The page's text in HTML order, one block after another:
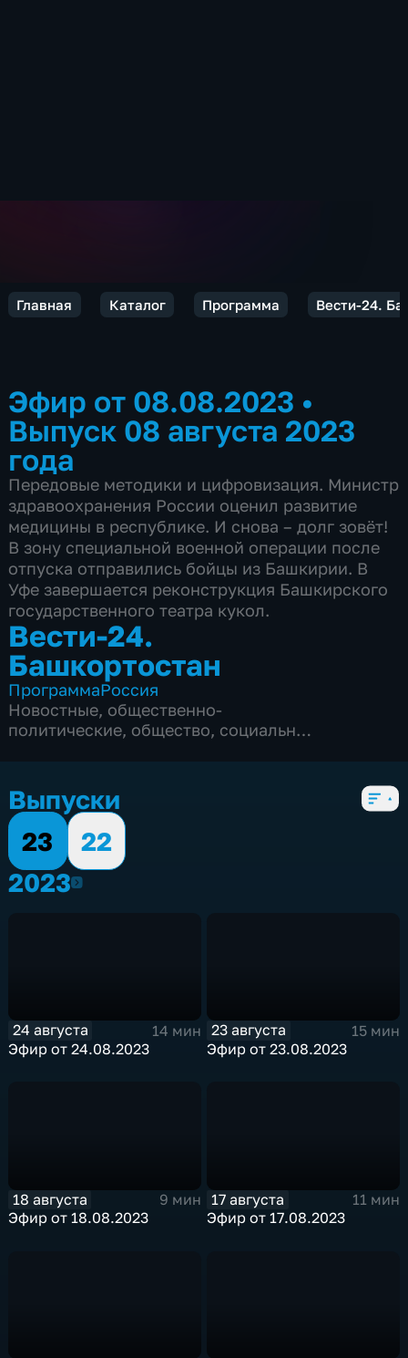
Главная Каталог Программа Вести-24.
Эфир от 08.08.2023 •
Выпуск 08 августа 2023
года
Передовые методики и цифровизация. Министр
здравоохранения России оценил развитие
медицины в республике. И снова – долг зовёт!
В зону специальной военной операции после
отпуска отправились бойцы из Башкирии. В
Уфе завершается реконструкция Башкирского
государственного театра кукол.
Вести-24.
Башкортостан
ПрограммаРоссия
Новостные, общественно-
политические, общество, социально-
Выпуски
23
22
20232023
24 августа
14 мин
Эфир от 24.08.2023
23 августа
15 мин
Эфир от 23.08.2023
18 августа
9 мин
Эфир от 18.08.2023
17 августа
11 мин
Эфир от 17.08.2023